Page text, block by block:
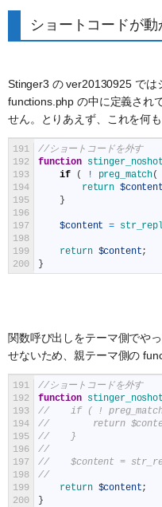
ショートコードが動
Stinger3 の ver20130925 では
functions.php の中に定義され
せん。とりあえず、これを何
191
192
193
194
195
196
197
198
199
200
//ショートコードを外す
function
if
( ! preg_match(
return $content
}
$content =
return $content;
}
関数呼び出しをテーマ側でや
せないため、親テーマ側の
191
192
193
194
195
196
197
198
199
200
//ショートコードを外す
function
//    if ( !
//        return
//    }
//
//    $content =
//
return $content;
}